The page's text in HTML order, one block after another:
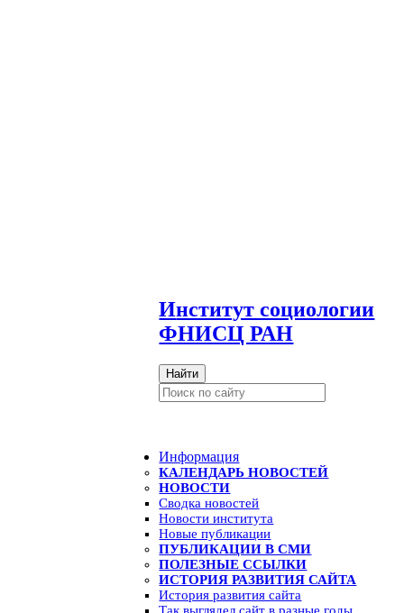
Институт социологии
ФНИСЦ РАН
Найти
Информация
КАЛЕНДАРЬ НОВОСТЕЙ
НОВОСТИ
Сводка новостей
Новости института
Новые публикации
ПУБЛИКАЦИИ В СМИ
ПОЛЕЗНЫЕ ССЫЛКИ
ИСТОРИЯ РАЗВИТИЯ САЙТА
История развития сайта